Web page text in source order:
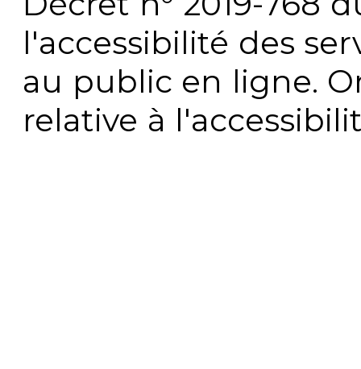
l'accessibilité des
au public en ligne.
relative à